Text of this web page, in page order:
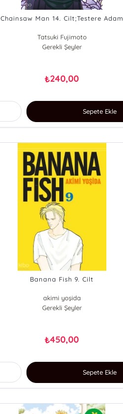
Chainsaw Man 14. Cilt;Testere Adam
Tatsuki Fujimoto
Gerekli Şeyler
₺240,00
Sepete Ekle
Banana Fish 9. Cilt
akimi yoşida
Gerekli Şeyler
₺450,00
Sepete Ekle